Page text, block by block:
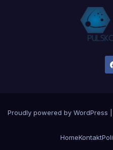
Proudly powered by WordPress
HomeKontakt